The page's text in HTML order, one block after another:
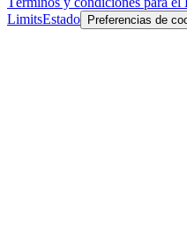
LimitsEstado Preferencias de